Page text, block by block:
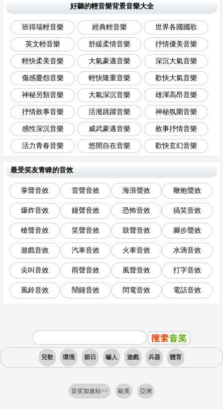
好聽的輕音樂背景音樂大全
班得瑞輕音樂 經典輕音樂 世界各國國歌
英文輕音樂 舒緩柔情音樂 抒情優美音樂
輕快柔美音樂 大氣豪邁音樂 深沉大氣音樂
傷感憂怨音樂 輕快隆重音樂 歡快大氣音樂
神秘另類音樂 大氣深沉音樂 雄渾高昂音樂
抒情敘事音樂 活潑跳躍音樂 神秘氛圍音樂
感性深沉音樂 威武豪邁音樂 敘事抒情音樂
活力青春音樂 悠閒自在音樂 歡快玄幻音樂
最受笑友青睞的音效
掌聲音效 雷聲音效 海浪聲效 鞭炮聲效
爆炸音效 鐘聲音效 恐怖音效 搞笑音效
槍聲音效 笑聲音效 鼓聲音效 腳步聲效
遊戲音效 汽車音效 火車音效 水滴音效
尖叫音效 雨聲音效 風聲音效 打字音效
風鈴音效 鬧鐘音效 閃電音效 電話音效
兒歌 環境 節日 嚇人 遊戲 兵器 體育
音笑加速站>> 歐美 亞洲